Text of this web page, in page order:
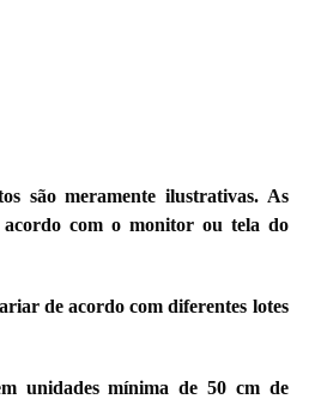
são meramente ilustrativas. As
com o monitor ou tela do
de acordo com diferentes lotes
unidades mínima de 50 cm de